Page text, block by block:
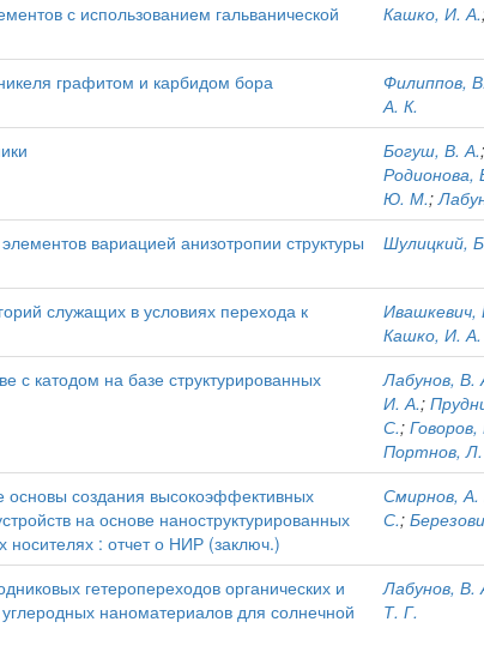
с использованием гальванической
Кашко, И. А.
графитом и карбидом бора Филиппов,
А. К.
Богуш, В. А.;
Родионова,
Ю. М.;
вариацией анизотропии структуры
Шулицкий,
служащих в условиях перехода к
Ивашкевич,
Кашко, И. А.
с катодом на базе структурированных
Лабунов, В.
И. А.;
С.;
Портнов,
основы создания высокоэффективных
на основе наноструктурированных
носителях : отчет о НИР (заключ.)
Смирнов, А.
С.;
гетеропереходов органических и
наноматериалов для солнечной
Лабунов, В.
Т. Г.